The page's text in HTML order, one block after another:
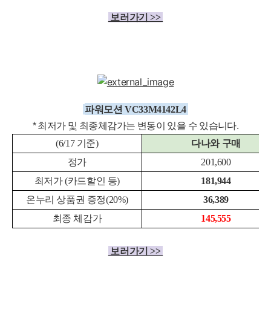
보러가기 >>
파워모션 VC33M4142L4
* 최저가 및 최종체감가는 변동이 있을 수 있습니다.
(6/17 기준)
다나와 구매
정가
201,600
최저가 (카드할인 등)
181,944
온누리 상품권 증정(20%)
36,389
최종 체감가
145,555
보러가기 >>